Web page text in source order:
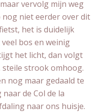
vervolg mijn weg
nog niet eerder over dit
het is duidelijk
bos en weinig
het licht, dan volgt
strook omhoog.
nog maar gedaald te
de Col de la
naar ons huisje.